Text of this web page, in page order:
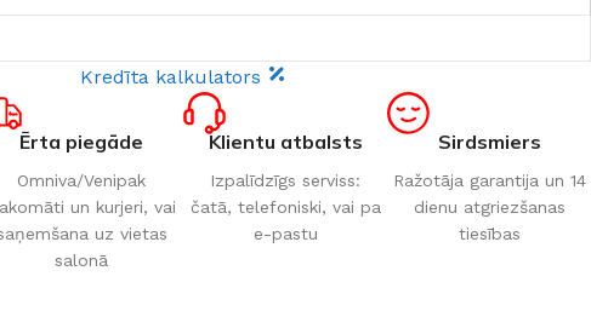
Kredīta kalkulators
Ērta piegāde
Omniva/Venipak
un kurjeri, vai
uz vietas
salonā
Klientu atbalsts
Izpalīdzīgs serviss:
čatā, telefoniski, vai pa
e-pastu
Sirdsmiers
Ražotāja garantija un 14
dienu atgriezšanas
tiesības